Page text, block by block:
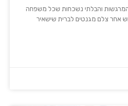
המרגשות והבלתי נשכחות שכל משפחה
אחר צלם מגנטים לברית שישאיר